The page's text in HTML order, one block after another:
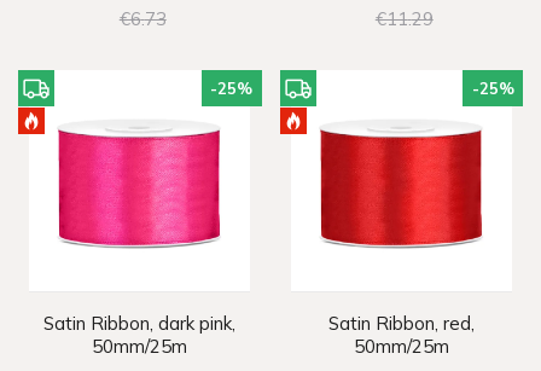
€673 €1129
-25%
Satin Ribbon, dark pink,
50mm/25m
-25%
Satin Ribbon, red,
50mm/25m